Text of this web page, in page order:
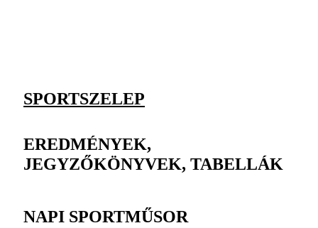
SPORTSZELEP
EREDMÉNYEK,
JEGYZŐKÖNYVEK, TABELLÁK
NAPI SPORTMŰSOR